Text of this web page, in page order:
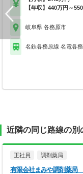
【年収】440万円～
岐阜県 各務原市
名鉄各務原線 名電各
近隣の同じ路線の別
正社員 調剤薬局
有限会社まみや調剤薬局